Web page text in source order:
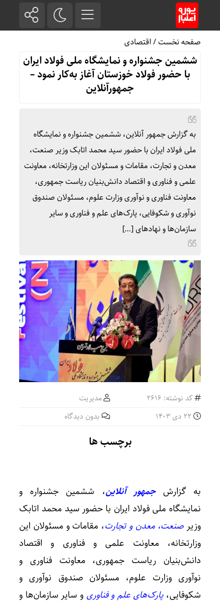
صفحه نخست/اقتصادی
ششمین جشنواره و نمایشگاه ملی فولاد ایران
با حضور فولاد خوزستان آغاز به‌کار نمود –
جمهورآنلاین
به گزارش جمهور آنلاین، ششمین جشنواره و نمایشگاه
ملی فولاد ایران با حضور سید محمد اتابک وزیر صنعت،
معدن و تجارت، مقامات و مسئولان این وزارتخانه، معاونت
علمی و فناوری و اقتصاد دانش‌بنیان ریاست جمهوری،
معاونت فناوری و نوآوری وزارت علوم، مسئولان صندوق
نوآوری و شکوفایی‌، پارک‌های علم و فناوری و سایر
سازمان‌ها و نهادهای […]
کد نوشته: 2616
مدیریت
بدون دیدگاه
برچسب ها
به گزارشجمهور آنلاین، ششمین جشنواره و
نمایشگاه ملی فولاد ایران با حضور سید محمد اتابک
وزیر صنعت، معدن و تجارت، مقامات و مسئولان این
وزارتخانه، معاونت علمی و فناوری و اقتصاد
دانش‌بنیان ریاست جمهوری، معاونت فناوری و
نوآوری وزارت علوم، مسئولان صندوق نوآوری و
شکوفایی‌،پارک‌های علم و فناوری و سایر سازمان‌ها و